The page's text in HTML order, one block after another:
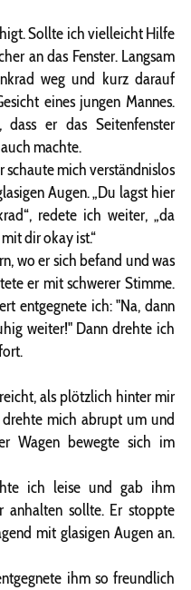
Sollte ich vielleicht Hilfe
an das Fenster. Langsam
weg und kurz darauf
eines jungen Mannes.
er das Seitenfenster
machte.
schaute mich verständnislos
Augen. „Du lagst hier
redete ich weiter, „da
dir okay ist.“
wo er sich befand und was
er mit schwerer Stimme.
entgegnete ich: "Na, dann
weiter!" Dann drehte ich
als plötzlich hinter mir
mich abrupt um und
Wagen bewegte sich im
ich leise und gab ihm
anhalten sollte. Er stoppte
mit glasigen Augen an.
ihm so freundlich